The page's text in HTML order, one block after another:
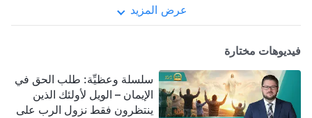
عرض المزيد
فيديوهات مختارة
سلسلة وعظيِّة: طلب الحق في
الإيمان – الويل لأولئك الذين
ينتظرون فقط نزول الرب على